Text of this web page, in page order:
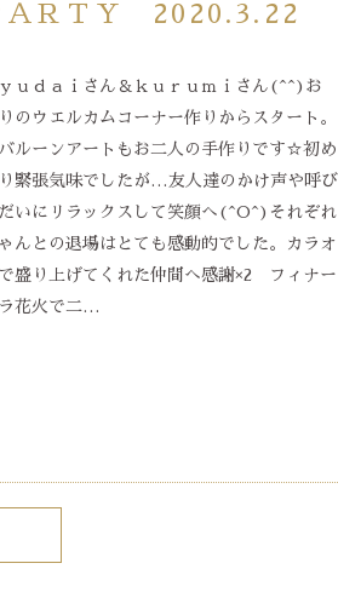
ＡＲＴＹ 2020.3.22
ｕｄａｉさん＆ｋｕｒｕｍｉさん(^^)お
のウエルカムコーナー作りからスタート。
ルーンアートもお二人の手作りです☆初め
緊張気味でしたが…友人達のかけ声や呼び
いにリラックスして笑顔へ(^O^)それぞれ
んとの退場はとても感動的でした。カラオ
盛り上げてくれた仲間へ感謝×2 フィナー
花火で二…